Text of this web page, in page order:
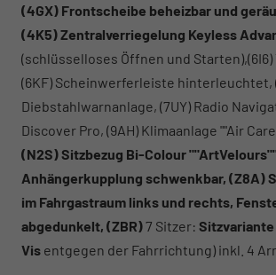
(4GX) Frontscheibe beheizbar und
(4K5) Zentralverriegelung Keyless
(schlüsselloses Öffnen und
(6KF) Scheinwerferleiste hinterleuchtet,
Diebstahlwarnanlage, (7UY) Radio
Discover Pro, (9AH) Klimaanlage ""Air
(N2S) Sitzbezug Bi-Colour
Anhängerkupplung schwenkbar, (Z8A)
im Fahrgastraum links und rechts,
abgedunkelt, (ZBR)7 Sitzer:
Vis entgegen der Fahrrichtung) inkl. 4